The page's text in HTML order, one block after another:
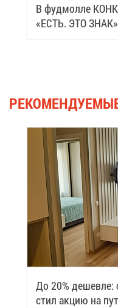
В фуд­мол­ле
«ЕСТЬ. ЭТО ЗНАК»
До 20% де­шев­ле:
стил ак­цию на